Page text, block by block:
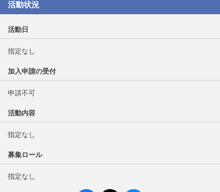
活動状況
活動日
指定なし
加入申請の受付
申請不可
活動内容
指定なし
募集ロール
指定なし